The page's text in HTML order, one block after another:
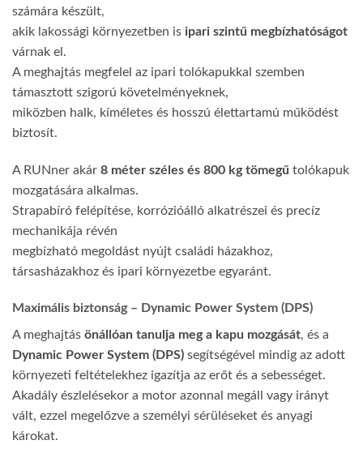
számára készült,
akik lakossági környezetben is ipari szintű megbízhatóságot
várnak el.
A meghajtás megfelel az ipari tolókapukkal szemben
támasztott szigorú követelményeknek,
miközben halk, kíméletes és hosszú élettartamú működést
biztosít.
A RUNner akár 8 méter széles és 800 kg tömegű tolókapuk
mozgatására alkalmas.
Strapabíró felépítése, korrózióálló alkatrészei és precíz
mechanikája révén
megbízható megoldást nyújt családi házakhoz,
társasházakhoz és ipari környezetbe egyaránt.
Maximális biztonság – Dynamic Power System (DPS)
A meghajtás önállóan tanulja meg a kapu mozgását, és a
Dynamic Power System (DPS) segítségével mindig az adott
környezeti feltételekhez igazítja az erőt és a sebességet.
Akadály észlelésekor a motor azonnal megáll vagy irányt
vált, ezzel megelőzve a személyi sérüléseket és anyagi
károkat.